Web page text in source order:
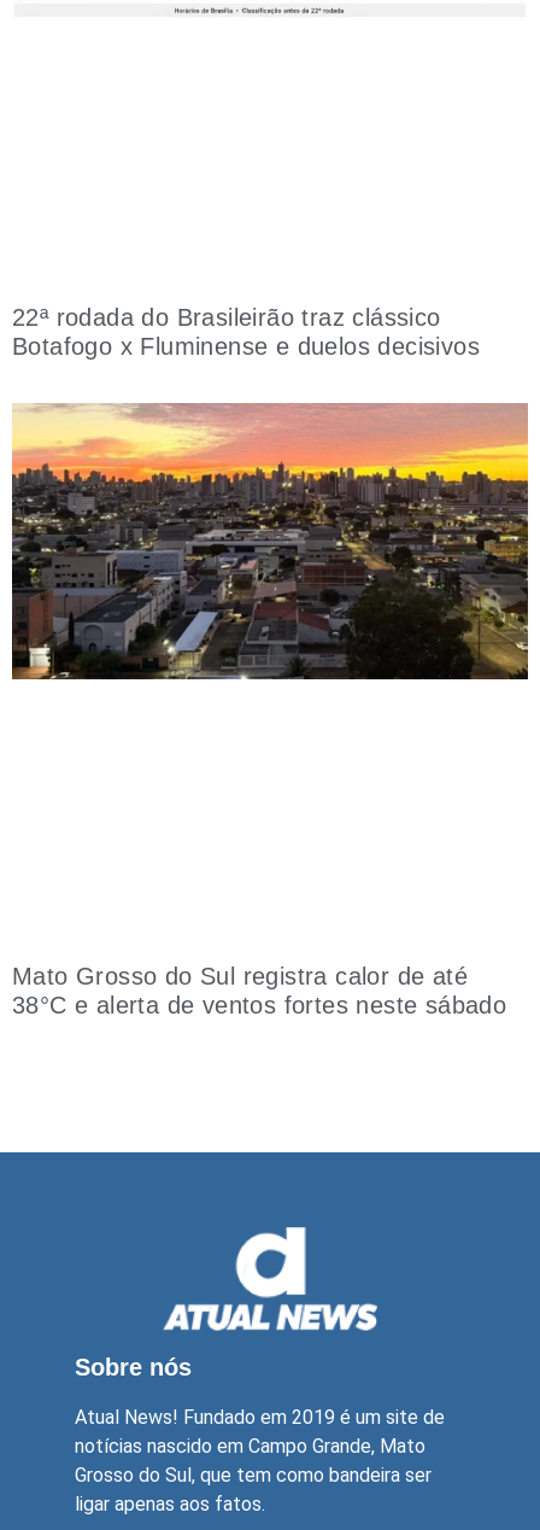
22ª rodada do Brasileirão traz clássico
Botafogo x Fluminense e duelos decisivos
Mato Grosso do Sul registra calor de até
38°C e alerta de ventos fortes neste sábado
Sobre nós
Atual News! Fundado em 2019 é um site de
notícias nascido em Campo Grande, Mato
Grosso do Sul, que tem como bandeira ser
ligar apenas aos fatos.